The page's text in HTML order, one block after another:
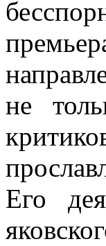
не
Его